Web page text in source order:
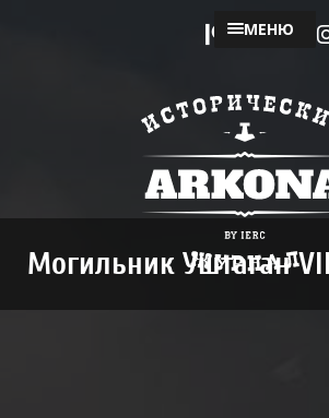
МЕНЮ
Могильник Уштаган VII